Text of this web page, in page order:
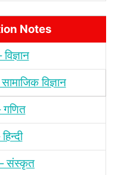
Notes
विज्ञान
संस्‍कृत